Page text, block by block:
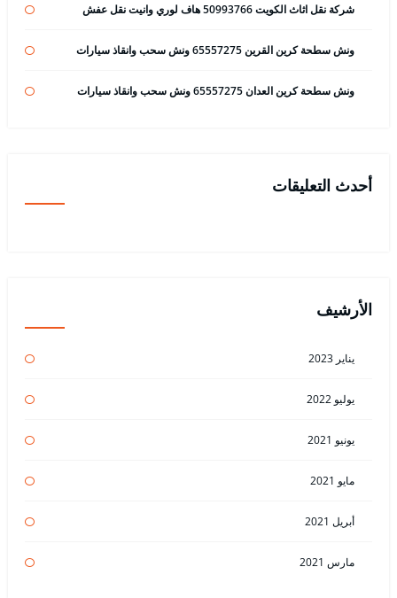
شركة نقل اثاث الكويت 50993766 هاف لوري وانيت نقل عفش
ونش سطحة كرين القرين 65557275 ونش سحب وانقاذ سيارات
ونش سطحة كرين العدان 65557275 ونش سحب وانقاذ سيارات
أحدث التعليقات
الأرشيف
يناير 2023
يوليو 2022
يونيو 2021
مايو 2021
أبريل 2021
مارس 2021